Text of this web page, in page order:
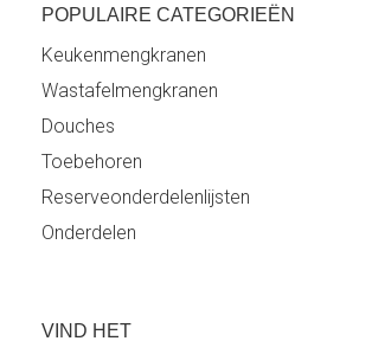
POPULAIRE CATEGORIEËN
Keukenmengkranen
Wastafelmengkranen
Douches
Toebehoren
Reserveonderdelenlijsten
Onderdelen
VIND HET